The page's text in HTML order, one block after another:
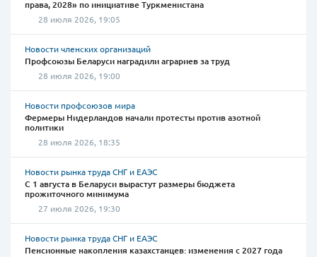
права, 2028» по инициативе Туркменистана
28 июля 2026, 19:05
Новости членских организаций
Профсоюзы Беларуси наградили аграриев за труд
28 июля 2026, 19:00
Новости профсоюзов мира
Фермеры Нидерландов начали протесты против азотной
политики
28 июля 2026, 18:35
Новости рынка труда СНГ и ЕАЭС
С 1 августа в Беларуси вырастут размеры бюджета
прожиточного минимума
27 июля 2026, 19:30
Новости рынка труда СНГ и ЕАЭС
Пенсионные накопления казахстанцев: изменения с 2027 года